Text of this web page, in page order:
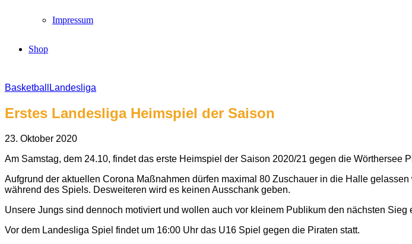
Impressum
Shop
Basketball Landesliga
Erstes Landesliga Heimspiel der Saison
23. Oktober 2020
Am Samstag, dem 24.10, findet das erste Heimspiel der Saison 2020/21 gegen die Wörthersee
Aufgrund der aktuellen Corona Maßnahmen dürfen maximal 80 Zuschauer in die Halle
während des Spiels. Desweiteren wird es keinen Ausschank geben.
Unsere Jungs sind dennoch motiviert und wollen auch vor kleinem Publikum den nächsten Sieg
Vor dem Landesliga Spiel findet um 16:00 Uhr das U16 Spiel gegen die Piraten statt.